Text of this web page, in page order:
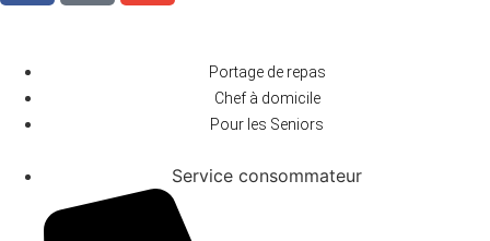
Portage de repas
Chef à domicile
Pour les Seniors
Service consommateur